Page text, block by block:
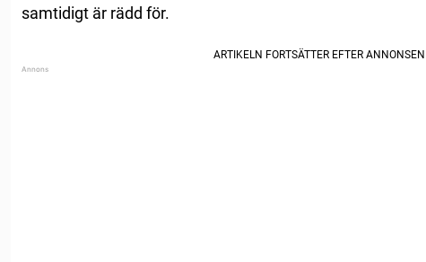
samtidigt är rädd för.